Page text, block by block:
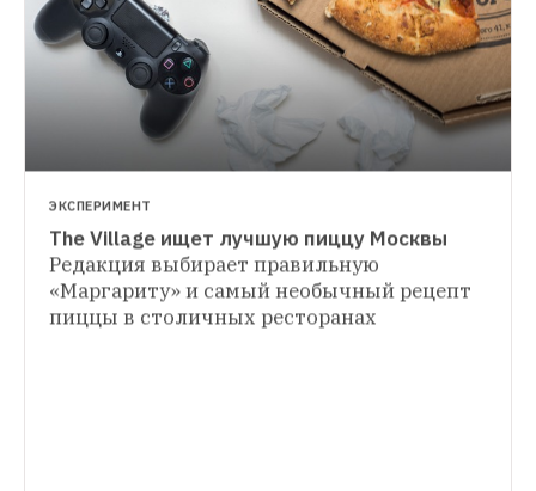
ОТКРЫТИЯ НЕДЕЛИ
Морепродукты от Новикова, итальянцы
ГИД THE VILLAGE
Куда сходить праздничным вечером
Рассказываем, где поужинать 8 Марта
ЭКСПЕРИМЕНТ
The Village ищет лучшую пиццу Москвы
Редакция выбирает правильную
«Маргариту» и самый необычный рецепт
пиццы в столичных ресторанах